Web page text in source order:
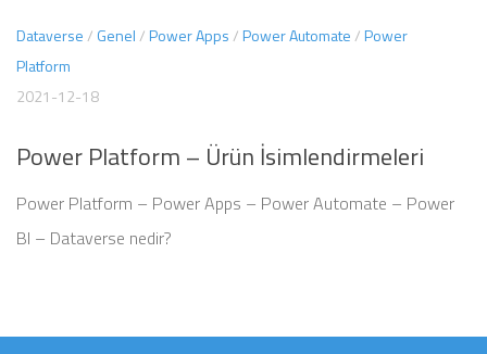
Dataverse/ Genel/Power Apps/Power Automate/Power
Platform
2021-12-18
Power Platform – Ürün İsimlendirmeleri
Power Platform – Power Apps – Power Automate – Power
BI – Dataverse nedir?